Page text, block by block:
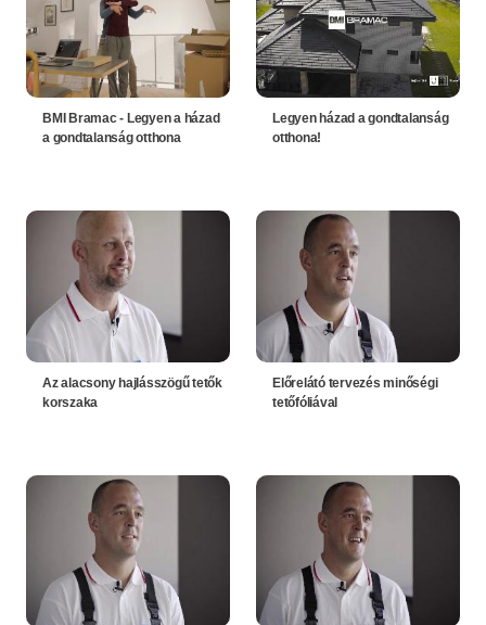
BMI Bramac - Legyen a házad
a gondtalanság otthona
Legyen házad a gondtalanság
otthona!
Az alacsony hajlásszögű tetők
korszaka
Előrelátó tervezés minőségi
tetőfóliával